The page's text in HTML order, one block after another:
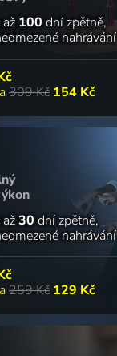
až 100 dní zpětně
nahrávání
309 Kč 154 Kč
až30 dní zpětně
nahrávání
259 Kč 129 Kč